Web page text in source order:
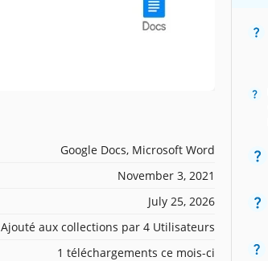
Google Docs, Microsoft Word
November 3, 2021
July 25, 2026
Ajouté aux collections par 4 Utilisateurs
1 téléchargements ce mois-ci